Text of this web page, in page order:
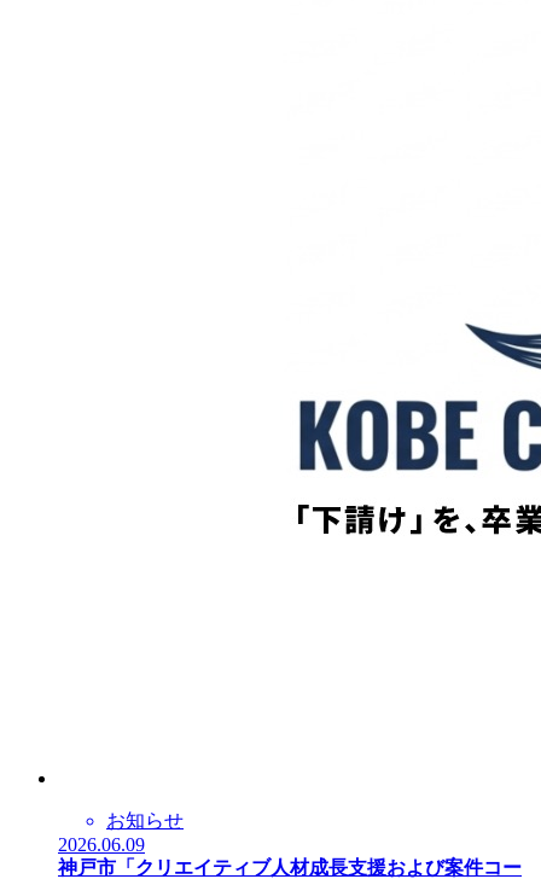
お知らせ
2026.06.09
神戸市「クリエイティブ人材成長支援および案件コー